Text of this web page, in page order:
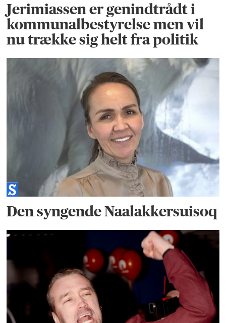
Jerimiassen er genindtrådt i
kommunalbestyrelse men vil
nu trække sig helt fra politik
Den syngende Naalakkersuisoq